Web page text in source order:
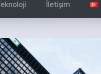
İletişim